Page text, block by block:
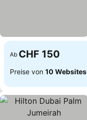
Ab CHF 150
Preise von 10 Websites